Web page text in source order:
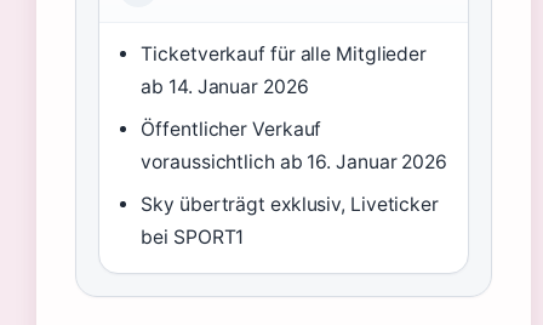
Ticketverkauf für alle Mitglieder
ab 14. Januar 2026
Öffentlicher Verkauf
voraussichtlich ab 16. Januar 2026
Sky überträgt exklusiv, Liveticker
bei SPORT1